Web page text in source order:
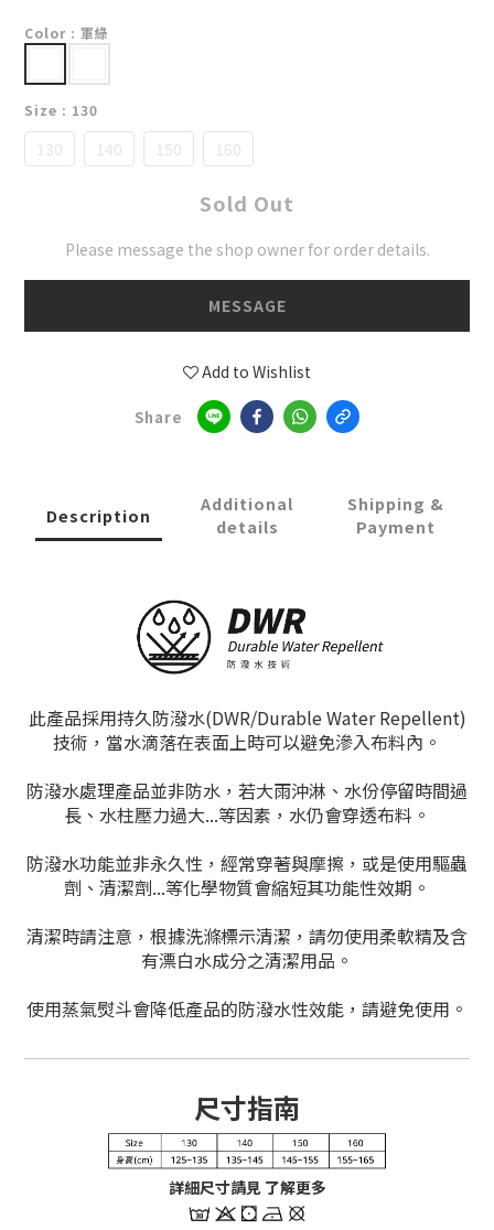
Color : 軍綠
Size : 130
130 140 150 160
Sold Out
Please message the shop owner for order details.
MESSAGE
Add to Wishlist
Share
Description
Additional
details
Shipping &
Payment
此產品採用持久防潑水(DWR/Durable Water Repellent)
技術，當水滴落在表面上時可以避免滲入布料內。
防潑水處理產品並非防水，若大雨沖淋、水份停留時間過
長、水柱壓力過大...等因素，水仍會穿透布料。
防潑水功能並非永久性，經常穿著與摩擦，或是使用驅蟲
劑、清潔劑...等化學物質會縮短其功能性效期。
清潔時請注意，根據洗滌標示清潔，請勿使用柔軟精及含
有漂白水成分之清潔用品。
使用蒸氣熨斗會降低產品的防潑水性效能，請避免使用。
尺寸指南
詳細尺寸請見 了解更多